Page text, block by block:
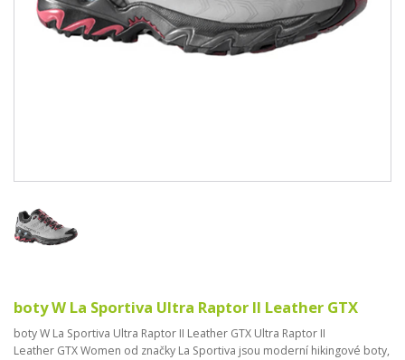
boty W La Sportiva Ultra Raptor II Leather GTX
boty W La Sportiva Ultra Raptor II Leather GTX Ultra Raptor II
Leather GTX Women od značky La Sportiva jsou moderní hikingové boty,